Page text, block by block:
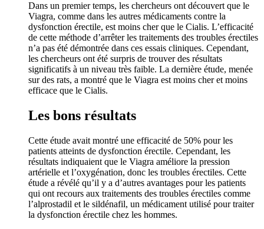
Dans un premier temps, les chercheurs ont découvert que le
Viagra, comme dans les autres médicaments contre la
dysfonction érectile, est moins cher que le Cialis. L’efficacité
de cette méthode d’arrêter les traitements des troubles érectiles
n’a pas été démontrée dans ces essais cliniques. Cependant,
les chercheurs ont été surpris de trouver des résultats
significatifs à un niveau très faible. La dernière étude, menée
sur des rats, a montré que le Viagra est moins cher et moins
efficace que le Cialis.
Les bons résultats
Cette étude avait montré une efficacité de 50% pour les
patients atteints de dysfonction érectile. Cependant, les
résultats indiquaient que le Viagra améliore la pression
artérielle et l’oxygénation, donc les troubles érectiles. Cette
étude a révélé qu’il y a d’autres avantages pour les patients
qui ont recours aux traitements des troubles érectiles comme
l’alprostadil et le sildénafil, un médicament utilisé pour traiter
la dysfonction érectile chez les hommes.